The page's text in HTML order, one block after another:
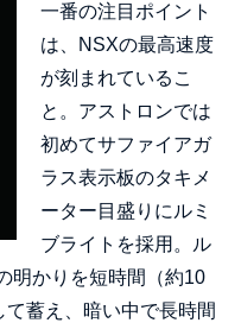
一番の注目ポイント
は、NSXの最高速度
が刻まれているこ
と。アストロンでは
初めてサファイアガ
ラス表示板のタキメ
ーター目盛りにルミ
ブライトを採用。ル
明かりを短時間（約10
蓄え、暗い中で長時間